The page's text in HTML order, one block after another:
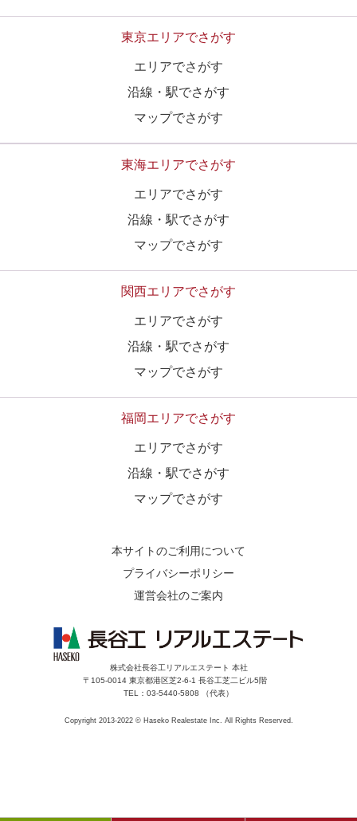
東京エリアでさがす
エリアでさがす
沿線・駅でさがす
マップでさがす
東海エリアでさがす
エリアでさがす
沿線・駅でさがす
マップでさがす
関西エリアでさがす
エリアでさがす
沿線・駅でさがす
マップでさがす
福岡エリアでさがす
エリアでさがす
沿線・駅でさがす
マップでさがす
本サイトのご利用について
プライバシーポリシー
運営会社のご案内
株式会社長谷工リアルエステート 本社
〒105-0014 東京都港区芝2-6-1 長谷工芝二ビル5階
TEL：03-5440-5808 （代表）
Copyright 2013-2022 © Haseko Realestate Inc. All Rights Reserved.